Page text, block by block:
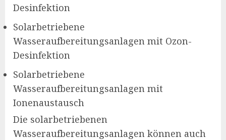
Desinfektion
Solarbetriebene
Wasseraufbereitungsanlagen mit Ozon-
Desinfektion
Solarbetriebene
Wasseraufbereitungsanlagen mit
Ionenaustausch
Die solarbetriebenen
Wasseraufbereitungsanlagen können auch